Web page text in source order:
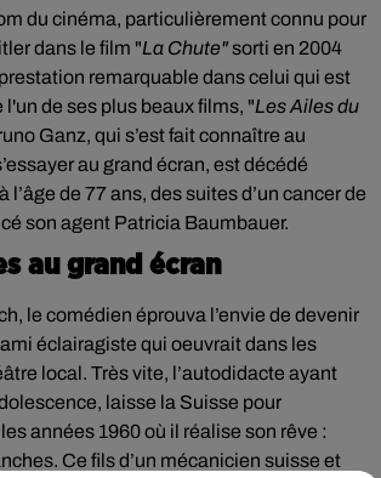
du cinéma, particulièrement connu pour
dans le film "La Chute"sorti en 2004
remarquable dans celui qui est
de ses plus beaux films, "LesAiles du
Ganz, qui s’est fait connaître au
au grand écran, est décédé
l’âge de 77 ans, des suites d’un cancer de
son agent Patricia Baumbauer.
au grand écran
le comédien éprouva l’envie de devenir
éclairagiste qui oeuvrait dans les
local. Très vite, l’autodidacte ayant
laisse la Suisse pour
années 1960 où il réalise son rêve :
Ce fils d’un mécanicien suisse et